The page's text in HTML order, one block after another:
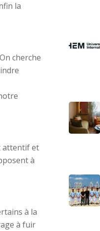
la
cherche
attentif et
à
à la
à fuir